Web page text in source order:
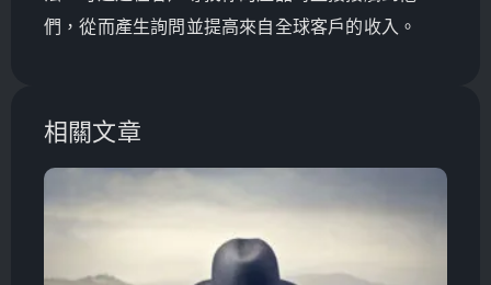
們，從而產生詢問並提高來自全球客戶的收入。
相關文章